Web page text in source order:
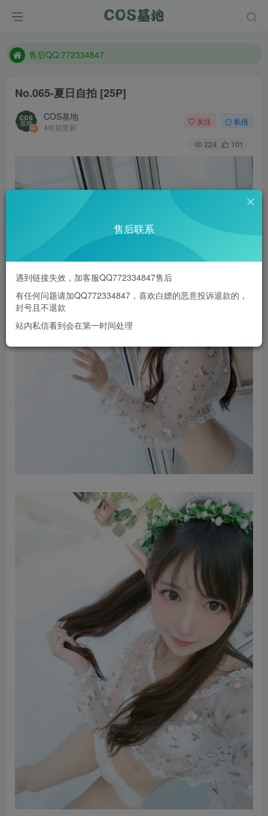
防失联：百度搜索《趣画刊》，实时查看最新站点。
售后QQ:772334847
No.065-夏日自拍 [25P]
COS基地
4年前更新
关注 私信
224 101
售后联系
遇到链接失效，加客服QQ772334847售后
有任何问题请加QQ772334847，喜欢白嫖的恶意投诉退款的，
封号且不退款
站内私信看到会在第一时间处理